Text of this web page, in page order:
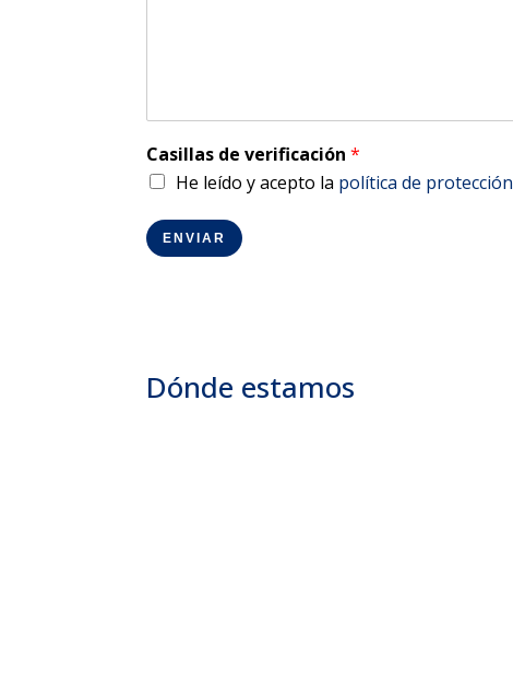
Casillas de verificación*
He leído y acepto la política de
ENVIAR
Dónde estamos